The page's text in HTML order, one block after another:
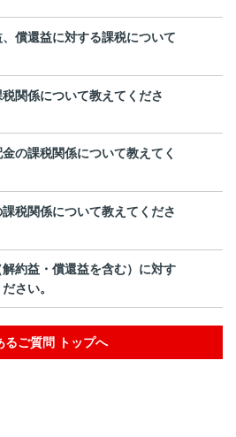
償還益に対する課税について
税関係について教えてくださ
の課税関係について教えてく
税関係について教えてくださ
約益・償還益を含む）に対す
さい。
るご質問 トップへ